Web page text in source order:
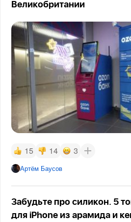
Великобритании
15 14 3
Артём Баусов
Забудьте про силикон. 5
для iPhone из арамида и